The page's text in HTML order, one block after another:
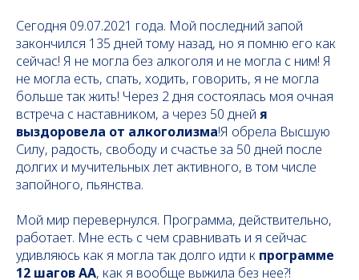
Сегодня 09.07.2021 года. Мой последний запой
закончился 135 дней тому назад, но я помню его как
сейчас! Я не могла без алкоголя и не могла с ним! Я
не могла есть, спать, ходить, говорить, я не могла
больше так жить! Через 2 дня состоялась моя очная
встреча с наставником, а через 50 дней я
выздоровела от алкоголизма!Я обрела Высшую
Силу, радость, свободу и счастье за 50 дней после
долгих и мучительных лет активного, в том числе
запойного, пьянства.
Мой мир перевернулся. Программа, действительно,
работает. Мне есть с чем сравнивать и я сейчас
удивляюсь как я могла так долго идти к программе
12 шагов АА, как я вообще выжила без нее?!